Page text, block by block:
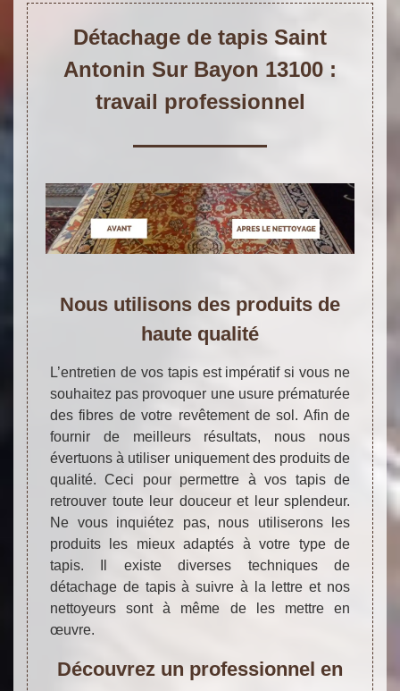
Détachage de tapis Saint
Antonin Sur Bayon 13100 :
travail professionnel
Nous utilisons des produits de
haute qualité
L’entretien de vos tapis est impératif si vous ne
souhaitez pas provoquer une usure prématurée
des fibres de votre revêtement de sol. Afin de
fournir de meilleurs résultats, nous nous
évertuons à utiliser uniquement des produits de
qualité. Ceci pour permettre à vos tapis de
retrouver toute leur douceur et leur splendeur.
Ne vous inquiétez pas, nous utiliserons les
produits les mieux adaptés à votre type de
tapis. Il existe diverses techniques de
détachage de tapis à suivre à la lettre et nos
nettoyeurs sont à même de les mettre en
œuvre.
Découvrez un professionnel en